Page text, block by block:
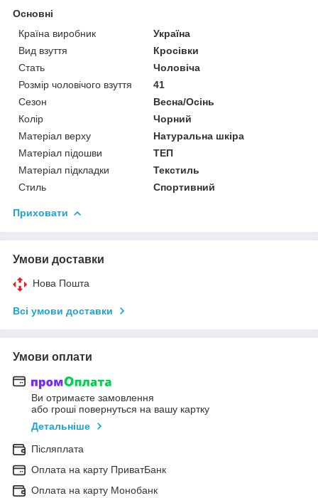
Основні
Країна виробник
Україна
Вид взуття
Кросівки
Стать
Чоловіча
Розмір чоловічого взуття
41
Сезон
Весна/Осінь
Колір
Чорний
Матеріал верху
Натуральна шкіра
Матеріал підошви
ТЕП
Матеріал підкладки
Текстиль
Стиль
Спортивний
Приховати
Умови доставки
Нова Пошта
Всі умови доставки
Умови оплати
Ви отримаєте замовлення
або гроші повернуться на вашу картку
Детальніше
Післяплата
Оплата на карту ПриватБанк
Оплата на карту Монобанк